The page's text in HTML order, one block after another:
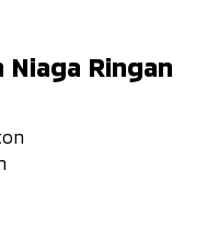
Niaga Ringan